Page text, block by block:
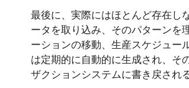
最後に、実際にはほとんど存在し
ータを取り込み、そのパターンを
ーションの移動、生産スケジュー
は定期的に自動的に生成され、そ
ザクションシステムに書き戻され